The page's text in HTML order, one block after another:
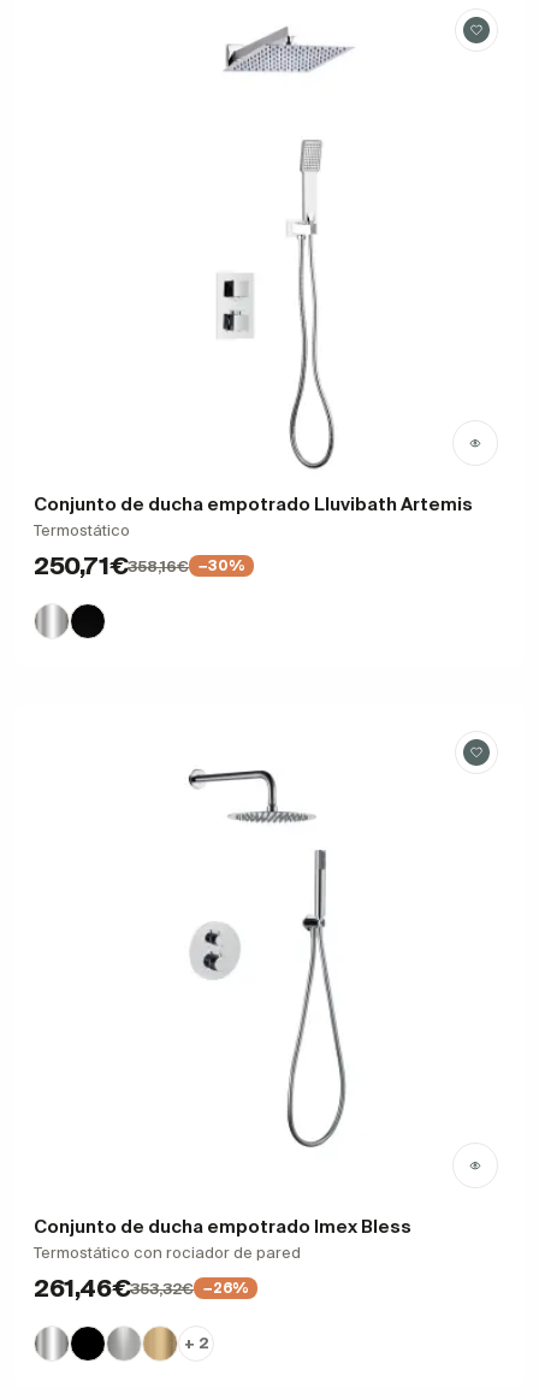
Conjunto de ducha empotrado Lluvibath Artemis
Termostático
250,71€358,16€ −30%
Conjunto de ducha empotrado Imex Bless
Termostático con rociador de pared
261,46€353,32€ −26%
+ 2